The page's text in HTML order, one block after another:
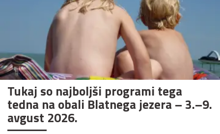
Tukaj so najboljši programi tega
tedna na obali Blatnega jezera – 3.–9.
avgust 2026.